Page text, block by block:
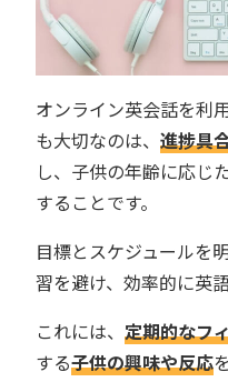
オンライン英会話を利
も大切なのは、 進捗具
し、子供の年齢に応じ
することです。
目標とスケジュールを
習を避け、効率的に英
これには、 定期的なフ
する子供の興味や反応